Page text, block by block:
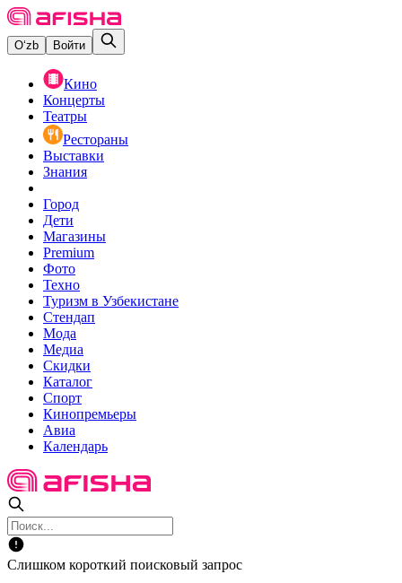
O‘zb Войти
Кино
Концерты
Театры
Рестораны
Выставки
Знания
Город
Дети
Магазины
Premium
Фото
Техно
Туризм в Узбекистане
Стендап
Мода
Медиа
Скидки
Каталог
Спорт
Кинопремьеры
Авиа
Календарь
Слишком короткий поисковый запрос